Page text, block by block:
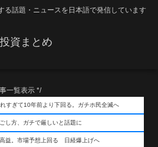
る話題・ニュースを日本語で発信しています
投資まとめ
一覧表示 */
すぎて10年前より下回る。ガチホ民全滅へ
し方、ガチで厳しいと話題に
高益。市場予想上回る 日経爆上げへ